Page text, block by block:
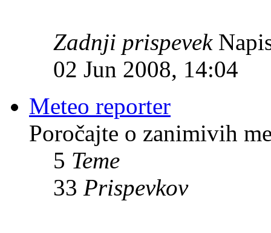
Zadnji prispevek
02 Jun 2008, 14:04
Meteo reporter
Poročajte o zanimivih
5 Teme
33 Prispevkov